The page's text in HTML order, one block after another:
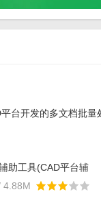
台开发的多文档批量
助工具(CAD平台辅
4.88M